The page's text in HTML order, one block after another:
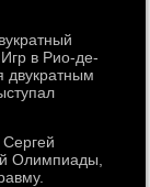
в Рио-де-
двукратным
Олимпиады,